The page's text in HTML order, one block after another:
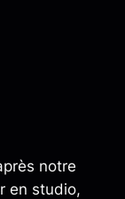
notre
en studio,